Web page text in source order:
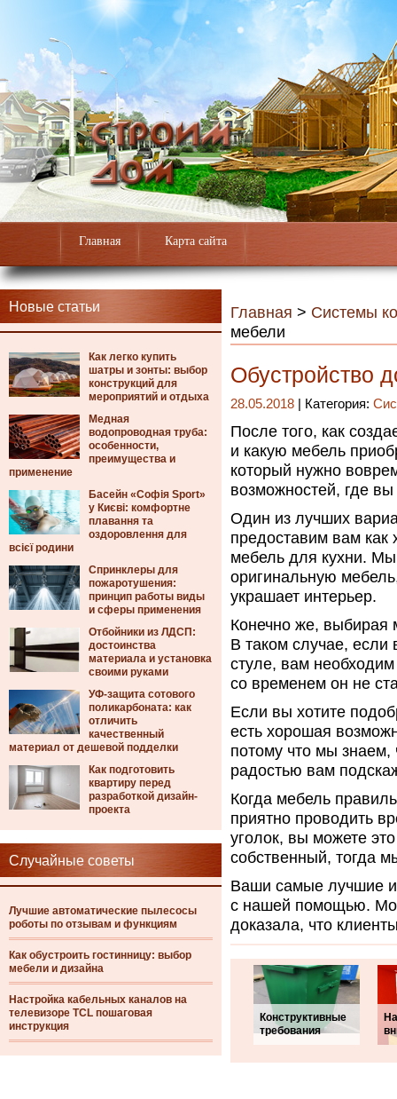
Главная Карта сайта
Новые статьи
Как легко купить
шатры и зонты: выбор
конструкций для
мероприятий и отдыха
Медная
водопроводная труба:
особенности,
преимущества и
применение
Басейн «Софія Sport»
у Києві: комфортне
плавання та
оздоровлення для
всієї родини
Спринклеры для
пожаротушения:
принцип работы виды
и сферы применения
Отбойники из ЛДСП:
достоинства
материала и установка
своими руками
УФ-защита сотового
поликарбоната: как
отличить
качественный
материал от дешевой подделки
Как подготовить
квартиру перед
разработкой дизайн-
проекта
Случайные советы
Лучшие автоматические пылесосы
роботы по отзывам и функциям
Как обустроить гостинницу: выбор
мебели и дизайна
Настройка кабельных каналов на
телевизоре TCL пошаговая
инструкция
Главная > Системы
мебели
Обустройство
28.05.2018 | Категория:
После того, как
и какую мебель
который нужно
возможностей, где
Один из лучших
предоставим вам как
мебель для кухни. Мы
оригинальную
украшает интерьер.
Конечно же, выбирая
В таком случае, если
стуле, вам
со временем он не
Если вы хотите
есть хорошая
потому что мы
радостью вам
Когда мебель
приятно проводить
уголок, вы можете
собственный, тогда
Ваши самые лучшие
с нашей помощью.
доказала, что
Конструктивные
требования